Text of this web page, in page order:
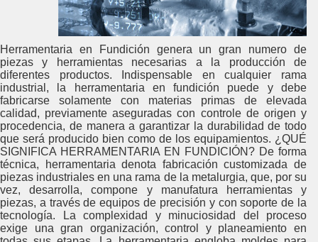
Herramentaria en Fundición genera un gran numero de
piezas y herramientas necesarias a la producción de
diferentes productos. Indispensable en cualquier rama
industrial, la herramentaria en fundición puede y debe
fabricarse solamente con materias primas de elevada
calidad, previamente aseguradas con controle de origen y
procedencia, de manera a garantizar la durabilidad de todo
que será producido bien como de los equipamientos. ¿QUÉ
SIGNIFICA HERRAMENTARIA EN FUNDICIÓN? De forma
técnica, herramentaria denota fabricación customizada de
piezas industriales en una rama de la metalurgia, que, por su
vez, desarrolla, compone y manufatura herramientas y
piezas, a través de equipos de precisión y con soporte de la
tecnología. La complexidad y minuciosidad del proceso
exige una gran organización, control y planeamiento en